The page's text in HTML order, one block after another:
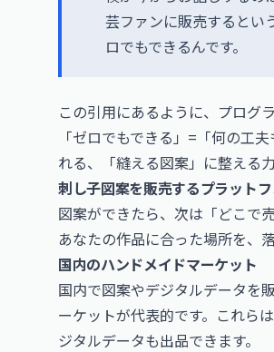
芸ファンに販売するとい
ロでもできるんです。
この引用にあるように、プログ
「ゼロでもできる」=「何の工
れる、「縫える図案」に整える
刺し子図案を販売するプラット
図案ができたら、次は「どこで
あなたの作品に合った場所を、
国内のハンドメイドマーケット
国内で図案やデジタルデータを
ーケットが代表的です。これら
ジタルデータも出品できます。